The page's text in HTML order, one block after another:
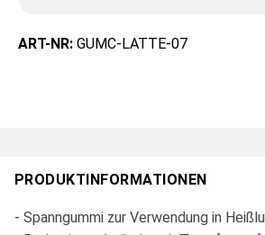
ART-NR: GUMC-LATTE-07
PRODUKTINFORMATIONEN
- Spanngummi zur Verwendung in